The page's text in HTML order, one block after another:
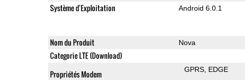
Système d'Exploitation Android 6.0.1
Nom du Produit Nova
Categorie LTE (Download)
Propriétés Modem GPRS EDGE